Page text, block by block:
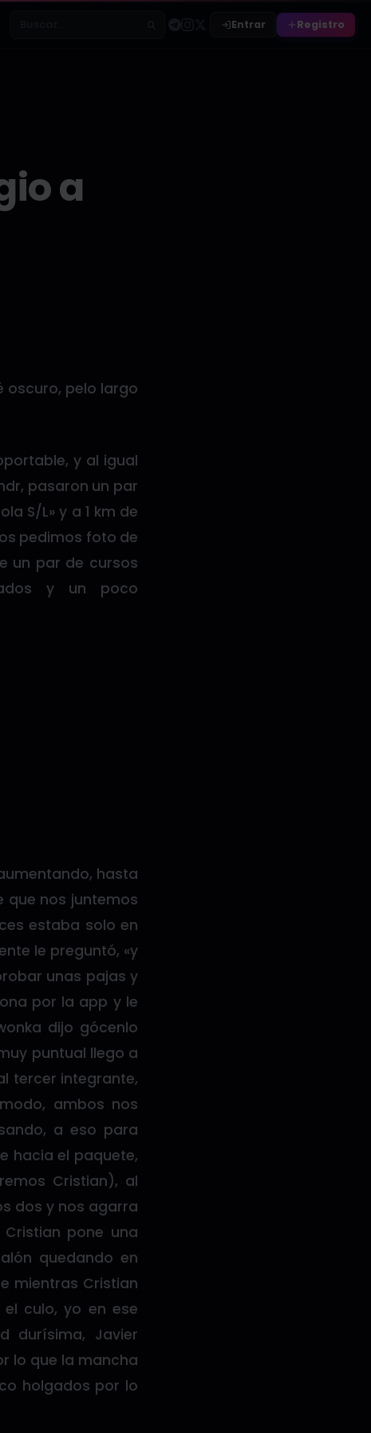
Entrar Registro
a
oscuro, pelo largo
y al igual
pasaron un par
S/L» y a 1 km de
pedimos foto de
un par de cursos
y un poco
hasta
nos juntemos
estaba solo en
le preguntó, «y
unas pajas y
por la app y le
dijo gócenlo
puntual llego a
tercer integrante,
ambos nos
a eso para
hacia el paquete,
Cristian), al
dos y nos agarra
pone una
quedando en
mientras Cristian
culo, yo en ese
durísima, Javier
lo que la mancha
holgados por lo